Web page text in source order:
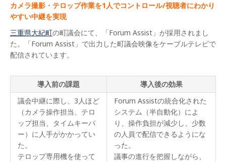
カメラ撮影・テロップ作業を1人でコントロール/視聴者にわかり
やすい中継を実現
三重県大紀町の町議会にて、「Forum Assist」が採用されまし
た。「Forum Assist」で出力した町議会映像をケーブルテレビで
配信されています。
導入前の課題
導入後の効果
議会中継に際し、3人ほど
（カメラ操作担当、テロ
ップ担当、タイムキーパ
ー）に人手がかかってい
た。
テロップ専用機を使って
Forum Assistの統合化された
システム（半自動化）によ
り、操作負担が減少し、少数
の人員で配信できるようにな
った。
議事の進行を把握しながら、
シス
採用